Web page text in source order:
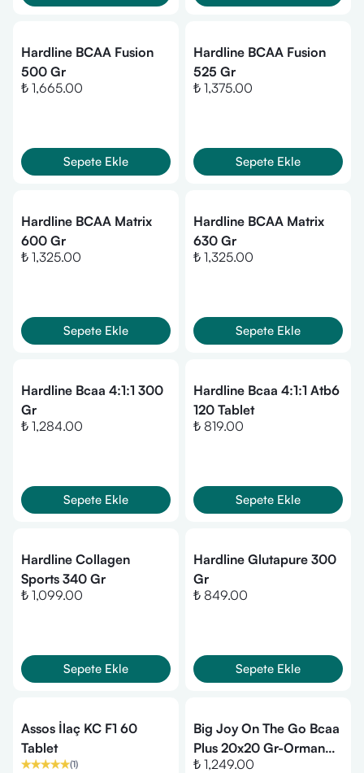
Hardline BCAA Fusion
500 Gr
₺ 1,665.00
Sepete Ekle
Hardline BCAA Fusion
525 Gr
₺ 1,375.00
Sepete Ekle
Hardline BCAA Matrix
600 Gr
₺ 1,325.00
Sepete Ekle
Hardline BCAA Matrix
630 Gr
₺ 1,325.00
Sepete Ekle
Hardline Bcaa 4:1:1 300
Gr
₺ 1,284.00
Sepete Ekle
Hardline Bcaa 4:1:1 Atb6
120 Tablet
₺ 819.00
Sepete Ekle
Hardline Collagen
Sports 340 Gr
₺ 1,099.00
Sepete Ekle
Hardline Glutapure 300
Gr
₺ 849.00
Sepete Ekle
Assos İlaç KC F1 60
Tablet
(1)
Big Joy On The Go Bcaa
Plus 20x20 Gr-Orman
Meyveli
₺ 1,249.00